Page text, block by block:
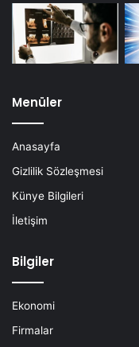
Menüler
Anasayfa
Gizlilik Sözleşmesi
Künye Bilgileri
İletişim
Bilgiler
Ekonomi
Firmalar